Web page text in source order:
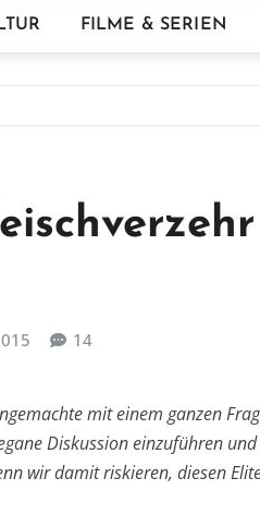
FILME & SERIEN
14
mit einem ganzen
Diskussion einzuführen
wir damit riskieren, diesen